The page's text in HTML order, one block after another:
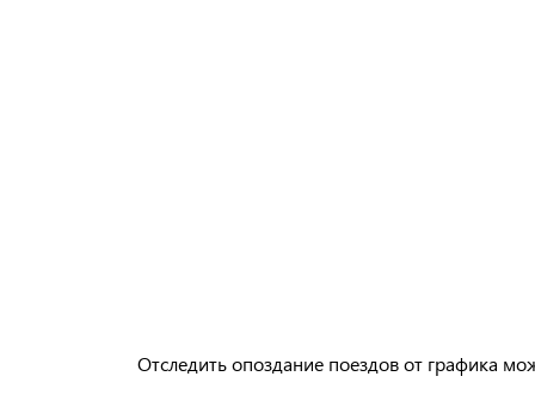
Отследить опоздание поездов от графика